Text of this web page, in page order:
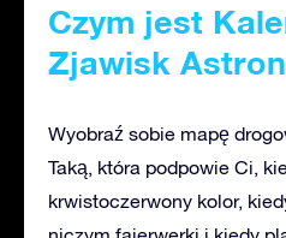
Czym jest
Zjawisk
Wyobraź sobie mapę
Taką, która podpowie Ci,
krwistoczerwony kolor,